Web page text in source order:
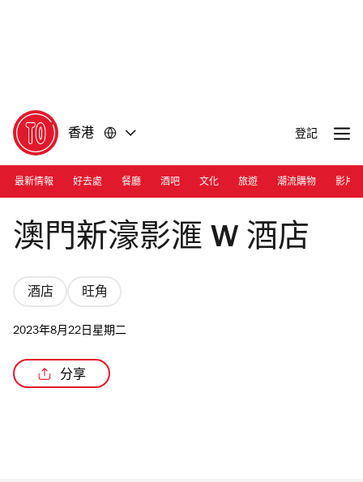
香港 登記
最新情報 好去處 餐廳 酒吧 文化 旅遊 潮流購物 影片
Photograph: Cara Hung
澳門新濠影滙 W 酒店
酒店 旺角
2023年8月22日星期二
分享